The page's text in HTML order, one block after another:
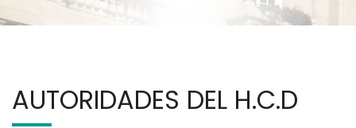
AUTORIDADES DEL H.C.D